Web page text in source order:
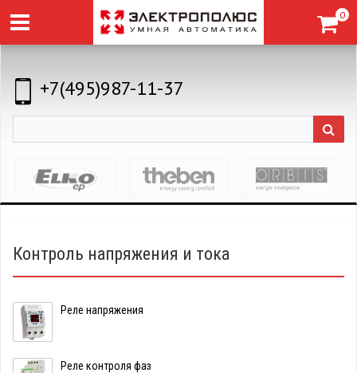
0
+7(495)987-11-37
Контроль напряжения и тока
Реле напряжения
Реле контроля фаз